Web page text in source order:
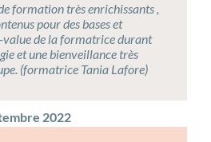
formation très enrichissants ,
pour des bases et
value de la formatrice durant
et une bienveillance très
(formatrice Tania Lafore)
2022